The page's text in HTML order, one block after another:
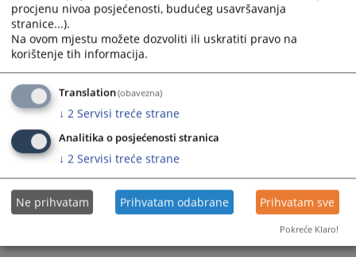
Pri imenovanju, VSTV BiH primjenjuje odgovarajuće ustavne odredbe
kojima se uređuju jednaka prava i zastupljenost konstitutivnih naroda i
ostalih te poštuje ravnomjernu zastupljenost spolova.
Novoimenovani nosioci pravosudnih funkcija će stupiti na dužnost
1.2.2020. godine.
procjenu nivoa posjećenosti, budućeg usavršavanja
stranice...).
Na ovom mjestu možete dozvoliti ili uskratiti pravo na
korištenje tih informacija.
Translation(obavezna)
↓ 2 Servisi treće strane
Analitika o posjećenosti stranica
↓ 2 Servisi treće strane
Ne prihvatam Prihvatam odabrane Prihvatam sve
Pokreće Klaro!